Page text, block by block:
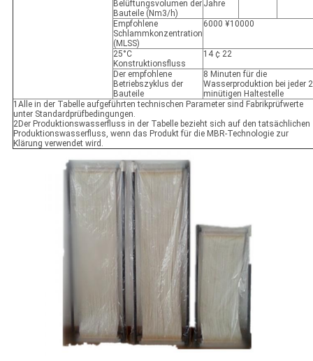
Belüftungsvolumen der
Bauteile (Nm3/h)
Jahre
Empfohlene
Schlammkonzentration
(MLSS)
6000 ¥10000
25°C
Konstruktionsfluss
14 ¢ 22
Der empfohlene
Betriebszyklus der
Bauteile
8 Minuten für die
Wasserproduktion bei jeder
minütigen Haltestelle
1Alle in der Tabelle aufgeführten technischen Parameter sind Fabrikprüfwerte
unter Standardprüfbedingungen.
2Der Produktionswasserfluss in der Tabelle bezieht sich auf den tatsächlichen
Produktionswasserfluss, wenn das Produkt für die MBR-Technologie zur
Klärung verwendet wird.